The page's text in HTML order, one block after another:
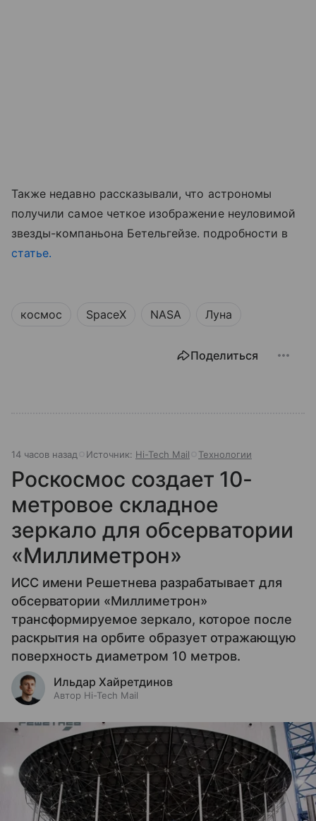
Также недавно рассказывали, что астрономы
получили самое четкое изображение неуловимой
звезды-компаньона Бетельгейзе. подробности в
статье.
космос SpaceX NASA Луна
Поделиться
14 часов назад Источник: Hi-Tech Mail Технологии
Роскосмос создает 10-
метровое складное
зеркало для обсерватории
«Миллиметрон»
ИСС имени Решетнева разрабатывает для
обсерватории «Миллиметрон»
трансформируемое зеркало, которое после
раскрытия на орбите образует отражающую
поверхность диаметром 10 метров.
Ильдар Хайретдинов
Автор Hi-Tech Mail